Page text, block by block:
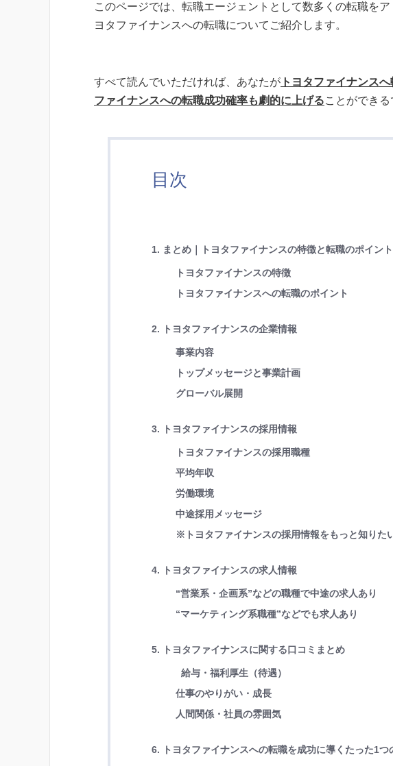
このページでは、転職エージェントとして数多くの転職を
ヨタファイナンスへの転職についてご紹介します。
すべて読んでいただければ、あなたが トヨタファイナンス
ファイナンスへの転職成功確率も劇的に上げることができる
目次
1. まとめ｜トヨタファイナンスの特徴と転職のポイント
トヨタファイナンスの特徴
トヨタファイナンスへの転職のポイント
2. トヨタファイナンスの企業情報
事業内容
トップメッセージと事業計画
グローバル展開
3. トヨタファイナンスの採用情報
トヨタファイナンスの採用職種
平均年収
労働環境
中途採用メッセージ
※トヨタファイナンスの採用情報をもっと知りた
4. トヨタファイナンスの求人情報
“営業系・企画系”などの職種で中途の求人あり
“マーケティング系職種”などでも求人あり
5. トヨタファイナンスに関する口コミまとめ
給与・福利厚生（待遇）
仕事のやりがい・成長
人間関係・社員の雰囲気
6. トヨタファイナンスへの転職を成功に導くたった1つ